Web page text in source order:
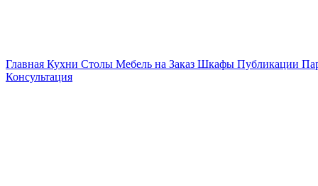
Главная Кухни Столы Мебель на Заказ Шкафы Публикации
Консультация